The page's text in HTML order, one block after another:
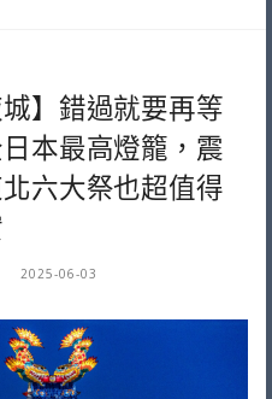
城】錯過就要再等
本最高燈籠，震
六大祭也超值得
2025-06-03